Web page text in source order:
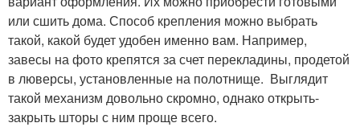
или сшить дома. Способ крепления можно выбрать
такой, какой будет удобен именно вам. Например,
завесы на фото крепятся за счет перекладины, продетой
в люверсы, установленные на полотнище. Выглядит
такой механизм довольно скромно, однако открыть-
закрыть шторы с ним проще всего.